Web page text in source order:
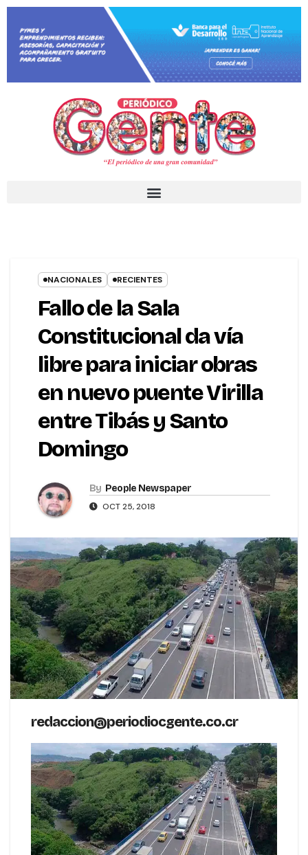
NACIONALES RECIENTES
Fallo de la Sala
Constitucional da vía
libre para iniciar obras
en nuevo puente Virilla
entre Tibás y Santo
Domingo
By People Newspaper
OCT 25, 2018
redaccion@periodiocgente.co.cr